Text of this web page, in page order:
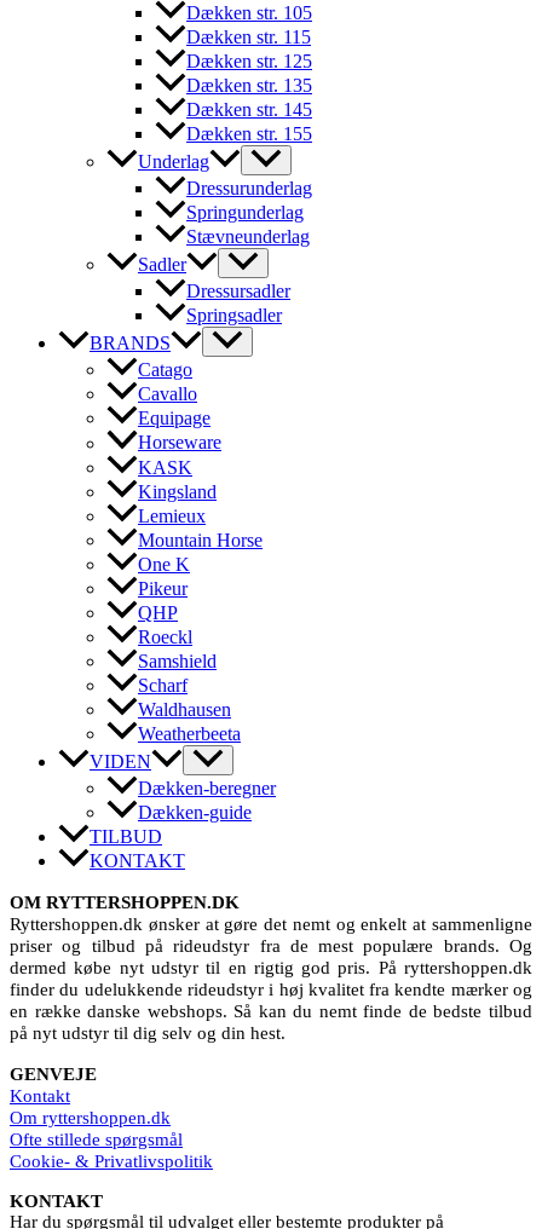
Dækken str. 105
Dækken str. 115
Dækken str. 125
Dækken str. 135
Dækken str. 145
Dækken str. 155
Underlag
Dressurunderlag
Springunderlag
Stævneunderlag
Sadler
Dressursadler
Springsadler
BRANDS
Catago
Cavallo
Equipage
Horseware
KASK
Kingsland
Lemieux
Mountain Horse
One K
Pikeur
QHP
Roeckl
Samshield
Scharf
Waldhausen
Weatherbeeta
VIDEN
Dækken-beregner
Dækken-guide
TILBUD
KONTAKT
OM RYTTERSHOPPEN.DK
Ryttershoppen.dk ønsker at gøre det nemt og enkelt at sammenligne
priser og tilbud på rideudstyr fra de mest populære brands. Og
dermed købe nyt udstyr til en rigtig god pris. På ryttershoppen.dk
finder du udelukkende rideudstyr i høj kvalitet fra kendte mærker og
en række danske webshops. Så kan du nemt finde de bedste tilbud
på nyt udstyr til dig selv og din hest.
GENVEJE
Kontakt
Om ryttershoppen.dk
Ofte stillede spørgsmål
Cookie- & Privatlivspolitik
KONTAKT
Har du spørgsmål til udvalget eller bestemte produkter på